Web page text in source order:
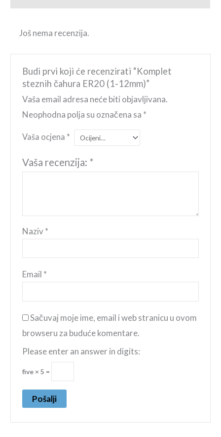
Još nema recenzija.
Budi prvi koji će recenzirati “Komplet
steznih čahura ER20 (1-12mm)”
Vaša email adresa neće biti objavljivana.
Neophodna polja su označena sa *
Vaša ocjena *
Vaša recenzija: *
Naziv*
Email *
Sačuvaj moje ime, email i web stranicu u ovom
browseru za buduće komentare.
Please enter an answer in digits:
five × 5 =